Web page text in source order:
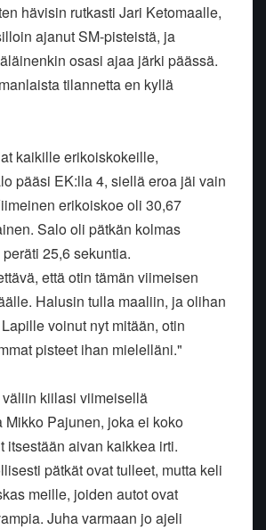
hävisin rutkasti Jari Ketomaalle,
ajanut SM-pisteistä, ja
osasi ajaa järki päässä.
tilannetta en kyllä
kaikille erikoiskokeille,
pääsi EK:lla 4, siellä eroa jäi vain
erikoiskoe oli 30,67
Salo oli pätkän kolmas
25,6 sekuntia.
että otin tämän viimeisen
Halusin tulla maaliin, ja olihan
voinut nyt mitään, otin
pisteet ihan mielelläni."
kiilasi viimeisellä
Pajunen, joka ei koko
itsestään aivan kaikkea irti.
pätkät ovat tulleet, mutta keli
meille, joiden autot ovat
Juha varmaan jo ajeli